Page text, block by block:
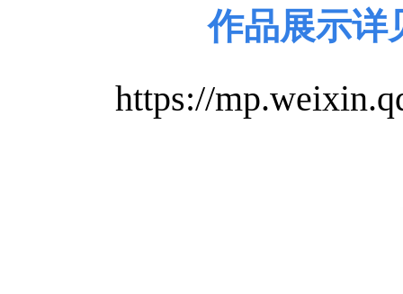
作品展示详
https://